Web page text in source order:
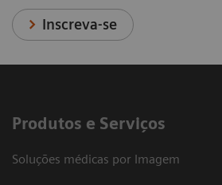
Inscreva-se
Produtos e Serviços
Soluções médicas por Imagem